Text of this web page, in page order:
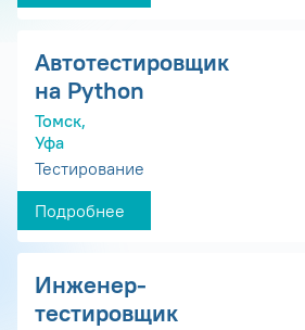
Автотестировщик
на Python
Томск,
Уфа
Тестирование
Подробнее
Инженер-
тестировщик